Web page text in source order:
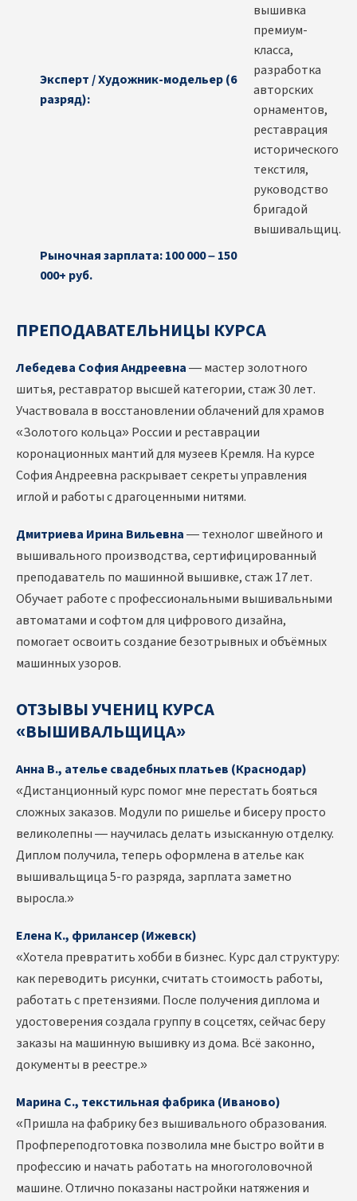
Эксперт / Художник-модельер (6
разряд):
вышивка
премиум-
класса,
разработка
авторских
орнаментов,
реставрация
исторического
текстиля,
руководство
бригадой
вышивальщиц.
Рыночная зарплата: 100 000 – 150
000+ руб.
ПРЕПОДАВАТЕЛЬНИЦЫ КУРСА
Лебедева София Андреевна— мастер золотного
шитья, реставратор высшей категории, стаж 30 лет.
Участвовала в восстановлении облачений для храмов
«Золотого кольца» России и реставрации
коронационных мантий для музеев Кремля. На курсе
София Андреевна раскрывает секреты управления
иглой и работы с драгоценными нитями.
Дмитриева Ирина Вильевна— технолог швейного и
вышивального производства, сертифицированный
преподаватель по машинной вышивке, стаж 17 лет.
Обучает работе с профессиональными вышивальными
автоматами и софтом для цифрового дизайна,
помогает освоить создание безотрывных и объёмных
машинных узоров.
ОТЗЫВЫ УЧЕНИЦ КУРСА
«ВЫШИВАЛЬЩИЦА»
Анна В., ателье свадебных платьев (Краснодар)
«Дистанционный курс помог мне перестать бояться
сложных заказов. Модули по ришелье и бисеру просто
великолепны — научилась делать изысканную отделку.
Диплом получила, теперь оформлена в ателье как
вышивальщица 5-го разряда, зарплата заметно
выросла.»
Елена К., фрилансер (Ижевск)
«Хотела превратить хобби в бизнес. Курс дал структуру:
как переводить рисунки, считать стоимость работы,
работать с претензиями. После получения диплома и
удостоверения создала группу в соцсетях, сейчас беру
заказы на машинную вышивку из дома. Всё законно,
документы в реестре.»
Марина С., текстильная фабрика (Иваново)
«Пришла на фабрику без вышивального образования.
Профпереподготовка позволила мне быстро войти в
профессию и начать работать на многоголовочной
машине. Отлично показаны настройки натяжения и